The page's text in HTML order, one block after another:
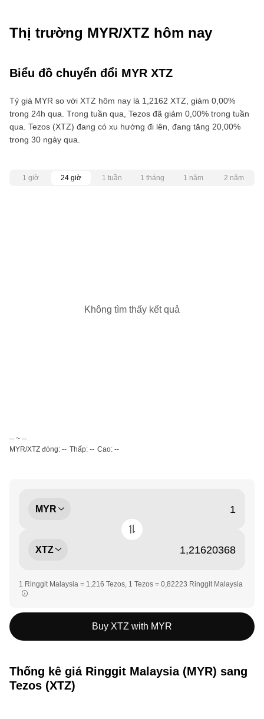
Thị trường MYR/XTZ hôm nay
Biểu đồ chuyển đổi MYR XTZ
Tỷ giá MYR so với XTZ hôm nay là 1,2162 XTZ, giảm 0,00%
trong 24h qua. Trong tuần qua, Tezos đã giảm 0,00% trong tuần
qua. Tezos (XTZ) đang có xu hướng đi lên, đang tăng 20,00%
trong 30 ngày qua.
1 giờ 24 giờ 1 tuần 1 tháng 1 năm 2 năm
Không tìm thấy kết quả
-- ~ --
MYR/XTZ đóng: -- Thấp: -- Cao: --
MYR
XTZ
1 Ringgit Malaysia = 1,216 Tezos, 1 Tezos = 0,82223 Ringgit Malaysia
Buy XTZ with MYR
Thống kê giá Ringgit Malaysia (MYR) sang
Tezos (XTZ)